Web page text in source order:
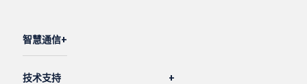
智慧通信
技术支持